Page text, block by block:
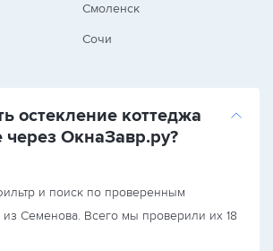
Смоленск
Сочи
остекление коттеджа
ОкнаЗавр.ру?
и поиск по проверенным
из Семенова. Всего мы проверили их 18